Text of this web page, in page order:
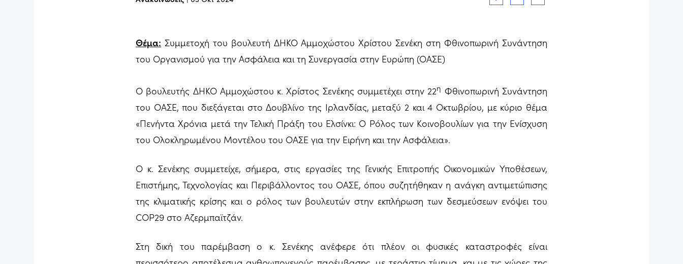
Θέμα: Συμμετοχή του βουλευτή ΔΗΚΟ Αμμοχώστου Χρίστου Σενέκη στη Φθινοπωρινή Συνάντηση
του Οργανισμού για την Ασφάλεια και τη Συνεργασία στην Ευρώπη (ΟΑΣΕ)
Ο βουλευτής ΔΗΚΟ Αμμοχώστου κ. Χρίστος Σενέκης συμμετέχει στην 22η Φθινοπωρινή Συνάντηση
του ΟΑΣΕ, που διεξάγεται στο Δουβλίνο της Ιρλανδίας, μεταξύ 2 και 4 Οκτωβρίου, με κύριο θέμα
«Πενήντα Χρόνια μετά την Τελική Πράξη του Ελσίνκι: Ο Ρόλος των Κοινοβουλίων για την Ενίσχυση
του Ολοκληρωμένου Μοντέλου του ΟΑΣΕ για την Ειρήνη και την Ασφάλεια».
Ο κ. Σενέκης συμμετείχε, σήμερα, στις εργασίες της Γενικής Επιτροπής Οικονομικών Υποθέσεων,
Επιστήμης, Τεχνολογίας και Περιβάλλοντος του ΟΑΣΕ, όπου συζητήθηκαν η ανάγκη αντιμετώπισης
της κλιματικής κρίσης και ο ρόλος των βουλευτών στην εκπλήρωση των δεσμεύσεων ενόψει του
COP29 στο Αζερμπαϊτζάν.
Στη δική του παρέμβαση ο κ. Σενέκης ανέφερε ότι πλέον οι φυσικές καταστροφές είναι